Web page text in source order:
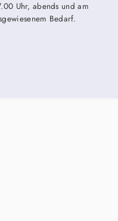
Uhr, abends und am
Bedarf.